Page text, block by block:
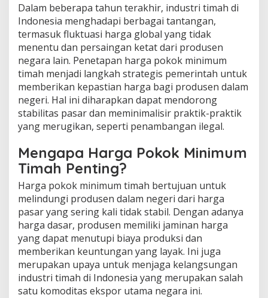
Dalam beberapa tahun terakhir, industri timah di
Indonesia menghadapi berbagai tantangan,
termasuk fluktuasi harga global yang tidak
menentu dan persaingan ketat dari produsen
negara lain. Penetapan harga pokok minimum
timah menjadi langkah strategis pemerintah untuk
memberikan kepastian harga bagi produsen dalam
negeri. Hal ini diharapkan dapat mendorong
stabilitas pasar dan meminimalisir praktik-praktik
yang merugikan, seperti penambangan ilegal.
Mengapa Harga Pokok Minimum
Timah Penting?
Harga pokok minimum timah bertujuan untuk
melindungi produsen dalam negeri dari harga
pasar yang sering kali tidak stabil. Dengan adanya
harga dasar, produsen memiliki jaminan harga
yang dapat menutupi biaya produksi dan
memberikan keuntungan yang layak. Ini juga
merupakan upaya untuk menjaga kelangsungan
industri timah di Indonesia yang merupakan salah
satu komoditas ekspor utama negara ini.